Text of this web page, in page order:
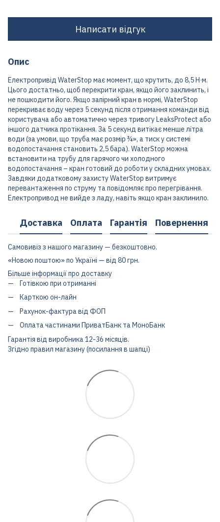
Написати відгук
Опис
Електропривід WaterStop має момент, що крутить, до 8,5 Н·м.
Цього достатньо, щоб перекрити кран, якщо його заклинить, і
не пошкодити його. Якщо запірний кран в нормі, WaterStop
перекриває воду через 5 секунд після отримання команди від
користувача або автоматично через тривогу LeaksProtect або
іншого датчика протікання. За 5 секунд витікає менше літра
води (за умови, що труба має розмір ¾», а тиск у системі
водопостачання становить 2,5 бара). WaterStop можна
встановити на трубу для гарячого чи холодного
водопостачання – кран готовий до роботи у складних умовах.
Завдяки додатковому захисту WaterStop витримує
перевантаження по струму та повідомляє про перегрівання.
Електропривод не вийде з ладу, навіть якщо кран заклинило.
Доставка Оплата Гарантія Повернення
Самовивіз з нашого магазину — безкоштовно.
«Новою поштою» по Україні — від 80 грн.
Більше інформації про доставку
Готівкою при отриманні
Карткою он-лайн
Рахунок-фактура від ФОП
Оплата частинами ПриватБанк та МоноБанк
Гарантія від виробника 12-36 місяців.
Згідно правил магазину (посилання в шапці)